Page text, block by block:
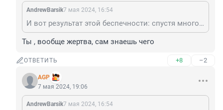
AndrewBarsik7 мая 2024, 16:54
И вот результат этой беспечности: спустя много лет среди комментаторов Фонтанки появился ты.
Ты , вообще жертва, сам знаешь чего
ОТВЕТИТЬ +8 –2
AGP
7 мая 2024, 19:06
AndrewBarsik7 мая 2024, 16:54